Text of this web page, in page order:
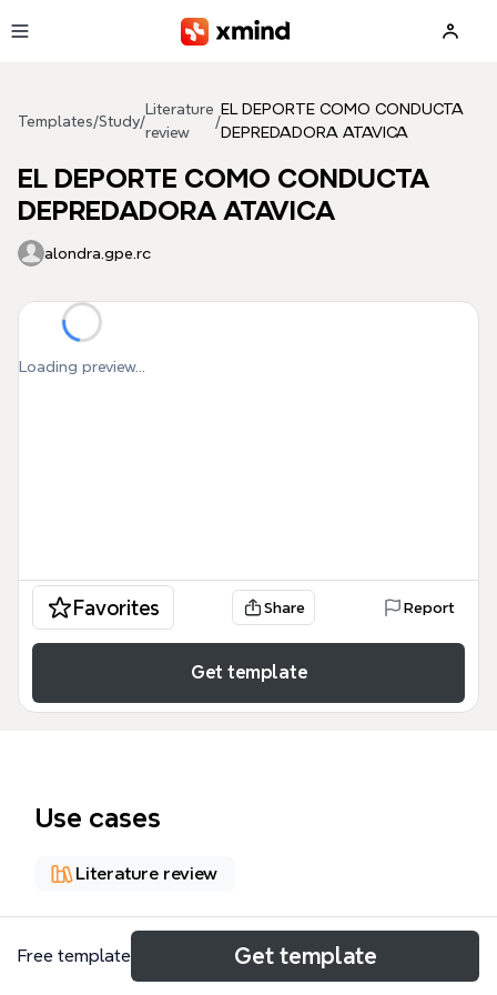
Templates/Study/
Literature
review
/
EL DEPORTE COMO CONDUCTA
DEPREDADORA ATAVICA
EL DEPORTE COMO CONDUCTA
DEPREDADORA ATAVICA
alondra.gpe.rc
Loading preview...
Favorites Share Report
Get template
Use cases
Literature review
About
Free template Get template